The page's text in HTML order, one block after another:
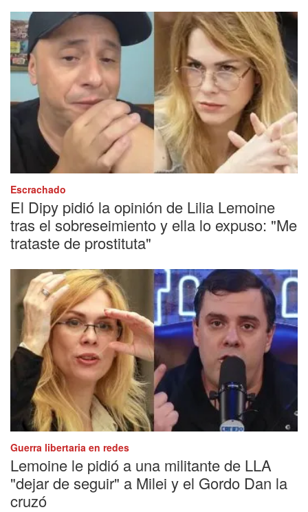
Escrachado
El Dipy pidió la opinión de Lilia Lemoine
tras el sobreseimiento y ella lo expuso: "Me
trataste de prostituta"
Guerra libertaria en redes
Lemoine le pidió a una militante de LLA
"dejar de seguir" a Milei y el Gordo Dan la
cruzó